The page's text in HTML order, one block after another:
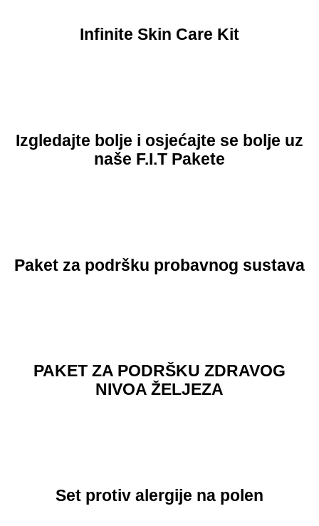
Infinite Skin Care Kit
Izgledajte bolje i osjećajte se bolje uz
naše F.I.T Pakete
Paket za podršku probavnog sustava
PAKET ZA PODRŠKU ZDRAVOG
NIVOA ŽELJEZA
Set protiv alergije na polen